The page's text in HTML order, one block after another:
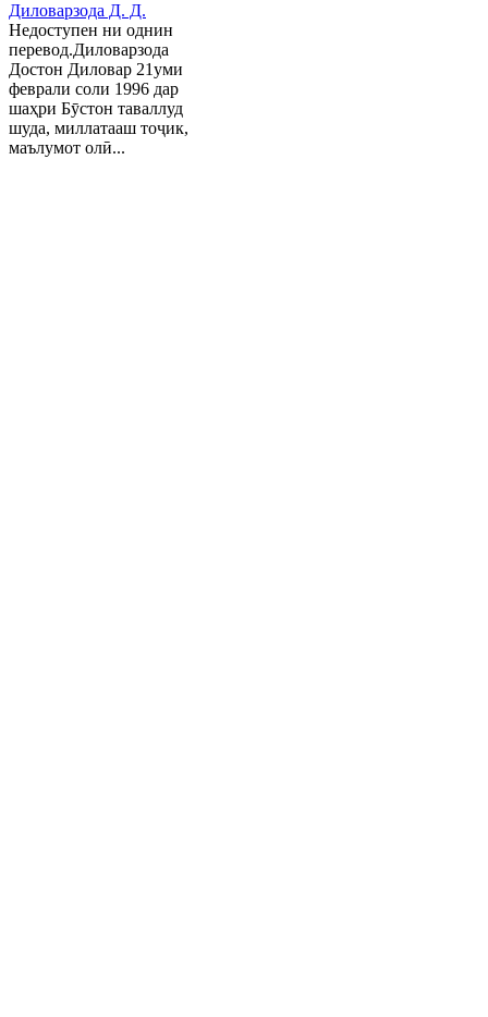
Диловарзода Д. Д.
Недоступен ни однин
перевод.Диловарзода
Достон Диловар 21уми
феврали соли 1996 дар
шаҳри Бӯстон таваллуд
шуда, миллатааш тоҷик,
маълумот олӣ...